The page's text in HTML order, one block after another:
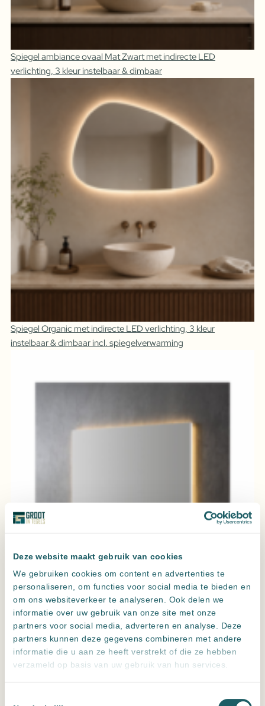
Deze website maakt gebruik van cookies
We gebruiken cookies om content en advertenties te
personaliseren, om functies voor social media te bieden en
om ons websiteverkeer te analyseren. Ook delen we
informatie over uw gebruik van onze site met onze
partners voor social media, adverteren en analyse. Deze
partners kunnen deze gegevens combineren met andere
informatie die u aan ze heeft verstrekt of die ze hebben
verzameld op basis van uw gebruik van hun services.
Spiegel ambiance ovaal Mat Zwart met indirecte LED
verlichting, 3 kleur instelbaar & dimbaar
Spiegel Organic met indirecte LED verlichting, 3 kleur
instelbaar & dimbaar incl. spiegelverwarming
Spiegel decor met indirecte LED verlichting, 3 kleur instelbaar
& dimbaar incl. spiegelverwarming